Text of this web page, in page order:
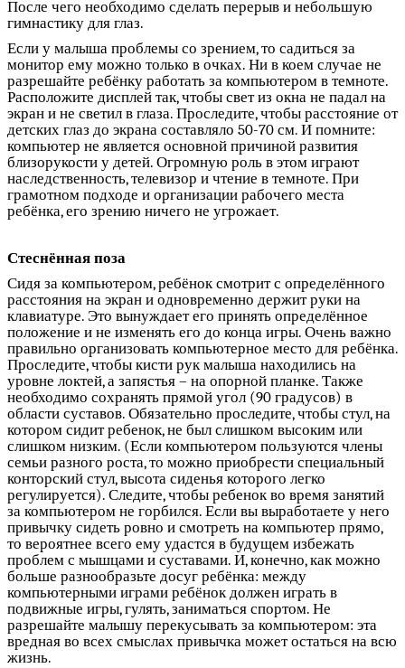
После чего необходимо сделать перерыв и небольшую
гимнастику для глаз.
Если у малыша проблемы со зрением, то садиться за
монитор ему можно только в очках. Ни в коем случае не
разрешайте ребёнку работать за компьютером в темноте.
Расположите дисплей так, чтобы свет из окна не падал на
экран и не светил в глаза. Проследите, чтобы расстояние от
детских глаз до экрана составляло 50-70 см. И помните:
компьютер не является основной причиной развития
близорукости у детей. Огромную роль в этом играют
наследственность, телевизор и чтение в темноте. При
грамотном подходе и организации рабочего места
ребёнка, его зрению ничего не угрожает.
Стеснённая поза
Сидя за компьютером, ребёнок смотрит с определённого
расстояния на экран и одновременно держит руки на
клавиатуре. Это вынуждает его принять определённое
положение и не изменять его до конца игры. Очень важно
правильно организовать компьютерное место для ребёнка.
Проследите, чтобы кисти рук малыша находились на
уровне локтей, а запястья – на опорной планке. Также
необходимо сохранять прямой угол (90 градусов) в
области суставов. Обязательно проследите, чтобы стул, на
котором сидит ребенок, не был слишком высоким или
слишком низким. (Если компьютером пользуются члены
семьи разного роста, то можно приобрести специальный
конторский стул, высота сиденья которого легко
регулируется). Следите, чтобы ребенок во время занятий
за компьютером не горбился. Если вы выработаете у него
привычку сидеть ровно и смотреть на компьютер прямо,
то вероятнее всего ему удастся в будущем избежать
проблем с мышцами и суставами. И, конечно, как можно
больше разнообразьте досуг ребёнка: между
компьютерными играми ребёнок должен играть в
подвижные игры, гулять, заниматься спортом. Не
разрешайте малышу перекусывать за компьютером: эта
вредная во всех смыслах привычка может остаться на всю
жизнь.